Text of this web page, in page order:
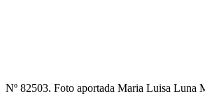
Nº 82503. Foto aportada Maria Luisa